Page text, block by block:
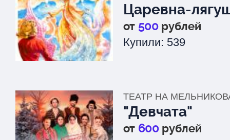
Царевна-
от 500 рублей
Купили: 539
ТЕАТР НА
"Девчата"
от 600 рублей